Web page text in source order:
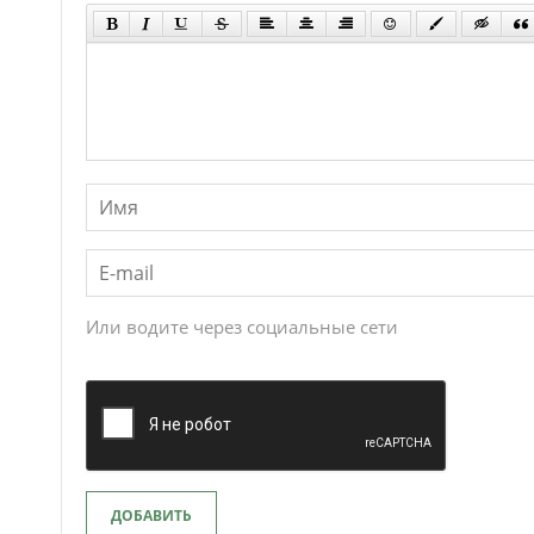
Или водите через социальные сети
ДОБАВИТЬ